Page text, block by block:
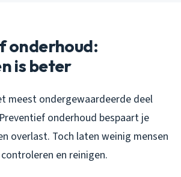
onderhoud:
is beter
meest ondergewaardeerde deel
onderhoud bespaart je
overlast. Toch laten weinig mensen
en reinigen.